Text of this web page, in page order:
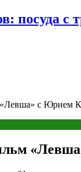
посуда с
с Юрием